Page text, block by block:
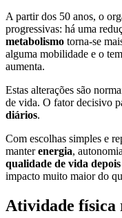
A partir dos 50 anos, o
progressivas: há uma
metabolismo torna-se
alguma mobilidade e o
aumenta.
Estas alterações são
de vida. O fator decisivo
diários.
Com escolhas simples e
manterenergia,
qualidade de vida depois
impacto muito maior do
Atividade física